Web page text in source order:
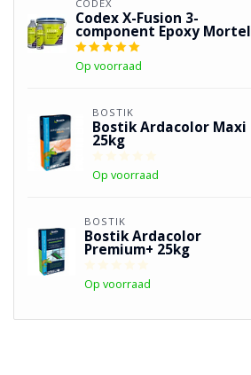
CODEX
Codex X-Fusion 3-
component Epoxy Mortel
Op voorraad
BOSTIK
Bostik Ardacolor Maxi
25kg
Op voorraad
BOSTIK
Bostik Ardacolor
Premium+ 25kg
Op voorraad